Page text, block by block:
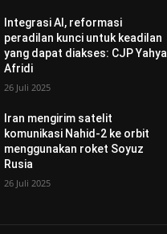
Integrasi AI, reformasi
peradilan kunci untuk keadilan
yang dapat diakses: CJP Yahya
Afridi
26 Juli 2025
Iran mengirim satelit
komunikasi Nahid-2 ke orbit
menggunakan roket Soyuz
Rusia
26 Juli 2025